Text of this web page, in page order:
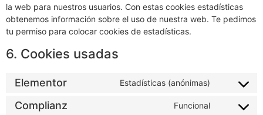
la web para nuestros usuarios. Con estas cookies estadísticas
obtenemos información sobre el uso de nuestra web. Te pedimos
tu permiso para colocar cookies de estadísticas.
6. Cookies usadas
Elementor Estadísticas (anónimas)
Complianz Funcional